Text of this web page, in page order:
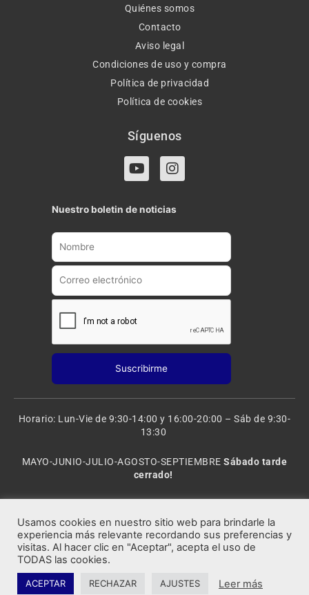
Quiénes somos
Contacto
Aviso legal
Condiciones de uso y compra
Política de privacidad
Política de cookies
Síguenos
Y
o
t
u
b
I
n
t
a
g
a
Nuestro boletin de noticias
Horario: Lun-Vie de 9:30-14:00 y 16:00-20:00 – Sáb de 9:30-
13:30
MAYO-JUNIO-JULIO-AGOSTO-SEPTIEMBRESábado tarde
cerrado!
Rocafort Modelismo | Copyright 2021 © Todos los derechos
Usamos cookies en nuestro sitio web para brindarle la
experiencia más relevante recordando sus preferencias y
visitas. Al hacer clic en "Aceptar", acepta el uso de
TODAS las cookies.
ACEPTAR RECHAZAR AJUSTES Leer más